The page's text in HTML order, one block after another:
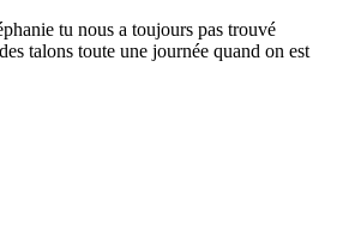
tu nous a toujours pas trouvé
talons toute une journée quand on est